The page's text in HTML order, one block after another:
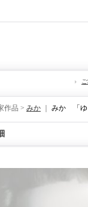
作品 > みか みか 「ゆ